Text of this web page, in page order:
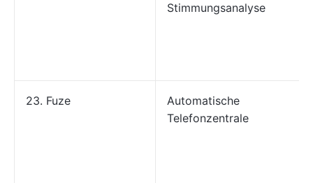
Stimmungsanalyse
23. Fuze
Automatische
Telefonzentrale